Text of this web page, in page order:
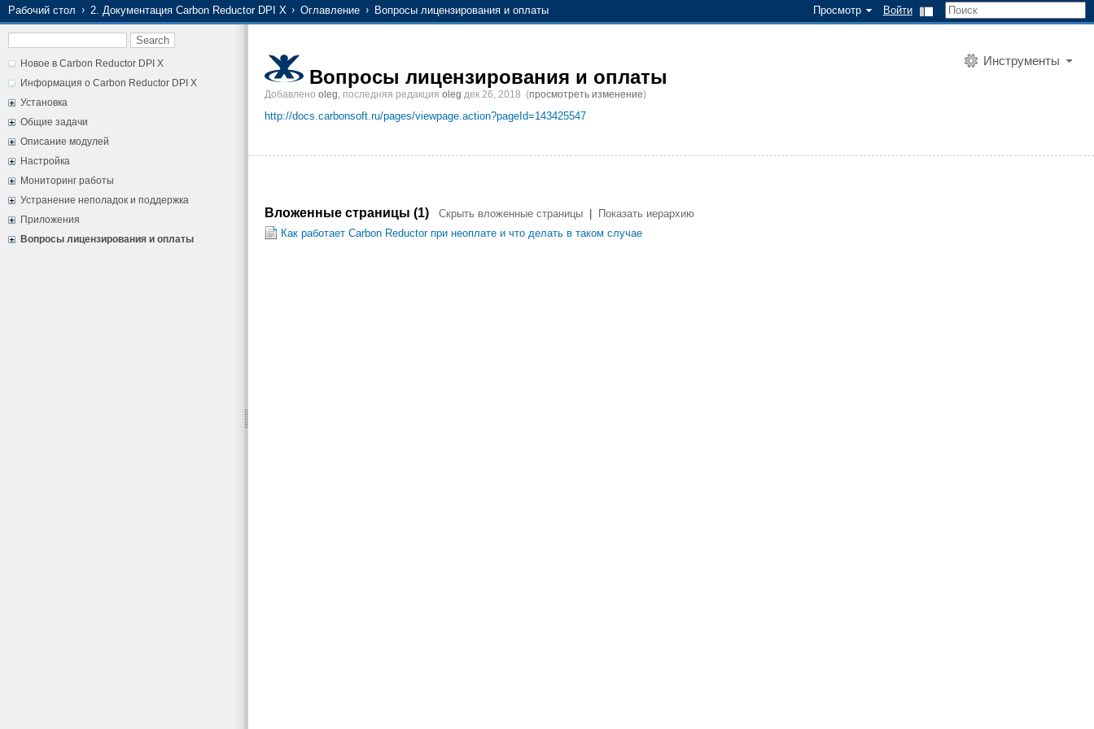
Просмотр Войти
Рабочий стол 2. Документация Carbon Reductor DPI X Оглавление Вопросы лицензирования и оплаты
Новое в Carbon Reductor DPI X
Информация о Carbon Reductor DPI X
Установка
Общие задачи
Описание модулей
Настройка
Мониторинг работы
Устранение неполадок и поддержка
Приложения
Вопросы лицензирования и оплаты
Инструменты
Вопросы лицензирования и оплаты
Добавлено oleg, последняя редакция oleg дек 26, 2018 (просмотреть изменение)
http://docs.carbonsoft.ru/pages/viewpage.action?pageId=143425547
Вложенные страницы (1) Скрыть вложенные страницы
Показать иерархию
Как работает Carbon Reductor при неоплате и что делать в таком случае